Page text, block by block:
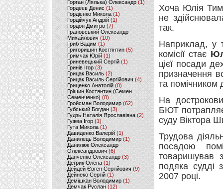
Горган (Лялька) Олександр(1)
Гордеєв Денис (1)
Гордієнко Микола (1)
Гордійчук Андрій (1)
Гордон Дмитро (7)
Грановський Олександр
Михайлович (10)
Гриб Вадим (1)
Григоришин Костянтин (5)
Гримчак Юрій(1)
Гриневецький Сергій(1)
Гринів Ігор (3)
Грицак Василь (2)
Грицак Василь Сергійович (4)
Гриценко Анатолій (8)
Грішин Костянтин (Семен
Семенченко)(8)
Гройсман Володимир(62)
Губський Богдан (3)
Гудзь Наталія Ярославівна(2)
Гужва Ігор (1)
Гута Микола (1)
Давиденко Валерій (1)
Данилець Володимир(1)
Данилюк Олександр
Олександрович (6)
Данченко Олександр (3)
Дегрик Олена(1)
Дейдей Євген Сергійович(9)
Дейнеко Сергій (1)
Демішкан Володимир(1)
Демчак Руслан (12)
Хоча Юлія
не
так.
Наприклад, у
комісії стає
цієї посади
призначення
та помічником
На
БЮТ
суду Віктора
Трудова
посадою
товаришував
подяка судді
2007 році.